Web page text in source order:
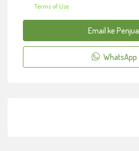
Terms of Use
Email ke Penjual
WhatsApp